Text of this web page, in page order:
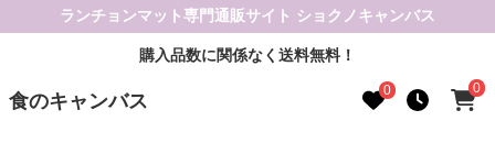
ランチョンマット専門通販サイト ショクノキャンバス
購入品数に関係なく送料無料！
食のキャンバス 0 0